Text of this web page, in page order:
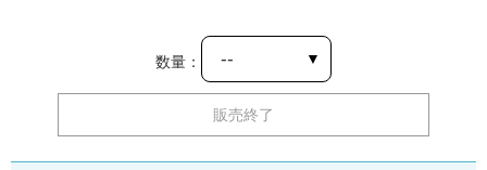
数量：
販売終了